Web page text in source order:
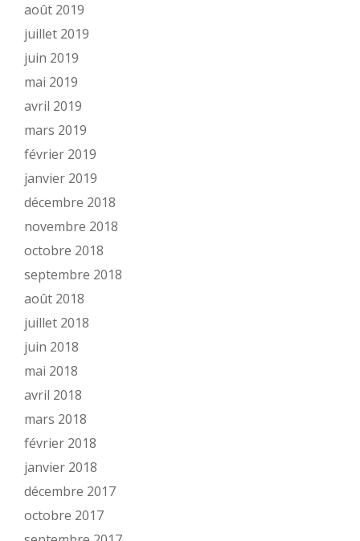
août 2019
juillet 2019
juin 2019
mai 2019
avril 2019
mars 2019
février 2019
janvier 2019
décembre 2018
novembre 2018
octobre 2018
septembre 2018
août 2018
juillet 2018
juin 2018
mai 2018
avril 2018
mars 2018
février 2018
janvier 2018
décembre 2017
octobre 2017